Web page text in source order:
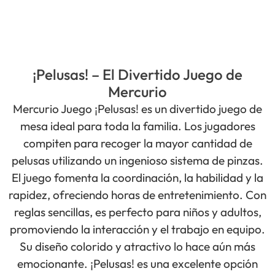
¡Pelusas! – El Divertido Juego de
Mercurio
Mercurio Juego ¡Pelusas! es un divertido juego de
mesa ideal para toda la familia. Los jugadores
compiten para recoger la mayor cantidad de
pelusas utilizando un ingenioso sistema de pinzas.
El juego fomenta la coordinación, la habilidad y la
rapidez, ofreciendo horas de entretenimiento. Con
reglas sencillas, es perfecto para niños y adultos,
promoviendo la interacción y el trabajo en equipo.
Su diseño colorido y atractivo lo hace aún más
emocionante. ¡Pelusas! es una excelente opción